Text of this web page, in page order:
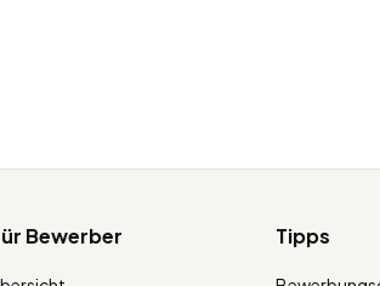
Bewerber Tipps